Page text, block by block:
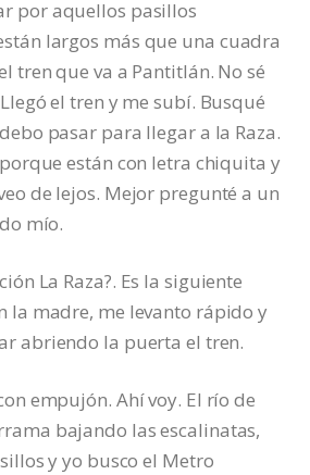
por aquellos pasillos
largos más que una cuadra
tren que va a Pantitlán. No sé
el tren y me subí. Busqué
pasar para llegar a la Raza.
están con letra chiquita y
de lejos. Mejor pregunté a un
mío.
La Raza?. Es la siguiente
la madre, me levanto rápido y
abriendo la puerta el tren.
empujón. Ahí voy. El río de
bajando las escalinatas,
y yo busco el Metro